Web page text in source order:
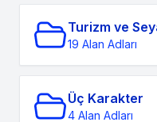
Turizm ve
19 Alan Adları
Üç Karakter
4 Alan Adları